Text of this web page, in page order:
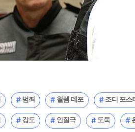
범죄 월렘 데포 조디 포스
강도 인질극 도둑